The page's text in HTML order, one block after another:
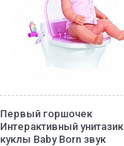
Первый горшочек
Интерактивный
куклы Baby Born звук